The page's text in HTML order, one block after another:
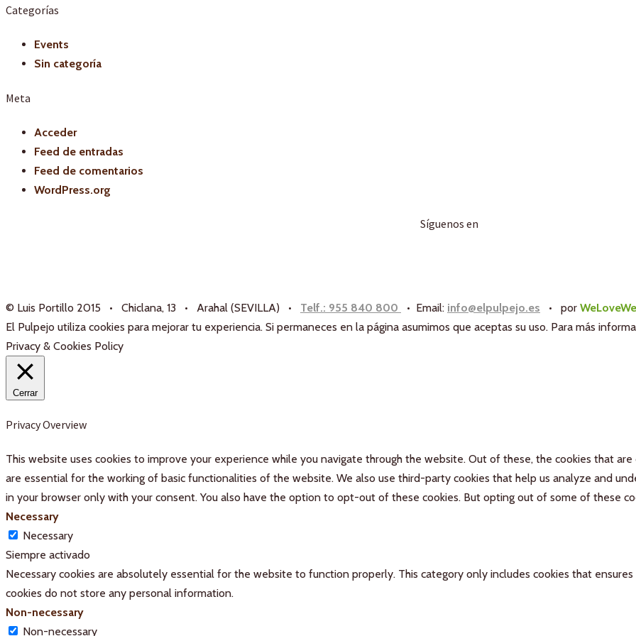
Categorías
Events
Sin categoría
Meta
Acceder
Feed de entradas
Feed de comentarios
WordPress.org
Síguenos en
© Luis Portillo 2015 • Chiclana, 13 • Arahal (SEVILLA) • Telf.: 955 840 800 • Email: info@elpulpejo.es • por
El Pulpejo utiliza cookies para mejorar tu experiencia. Si permaneces en la página asumimos que aceptas su uso. Para más
Privacy & Cookies Policy
Cerrar
Privacy Overview
This website uses cookies to improve your experience while you navigate through the website. Out of these, the cookies that
are essential for the working of basic functionalities of the website. We also use third-party cookies that help us analyze and
in your browser only with your consent. You also have the option to opt-out of these cookies. But opting out of some of these
Necessary
Necessary
Siempre activado
Necessary cookies are absolutely essential for the website to function properly. This category only includes cookies that
cookies do not store any personal information.
Non-necessary
Non-necessary